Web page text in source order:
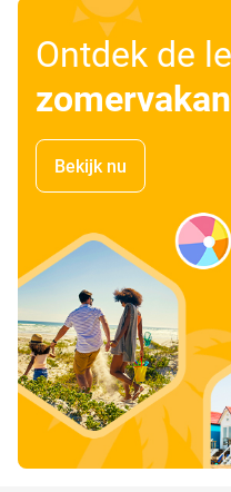
Ontdek de
Bekijk nu